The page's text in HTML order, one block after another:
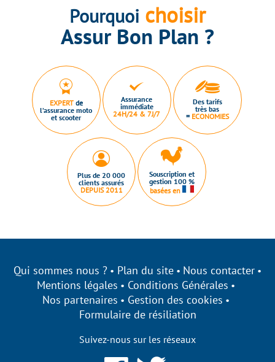
Pourquoi choisir
Assur Bon Plan ?
EXPERTde
l’assurance moto
et scooter
Assurance
immédiate
24H/24 & 7J/7
Des tarifs
très bas
= ECONOMIES
Plus de 20 000
clients assurés
DEPUIS 2011
Souscription et
gestion 100 %
basées en
Qui sommes nous ? Plan du site
Nous contacter
Mentions légales
Conditions Générales
Nos partenaires
Gestion des cookies
Formulaire de résiliation
Suivez-nous sur les réseaux